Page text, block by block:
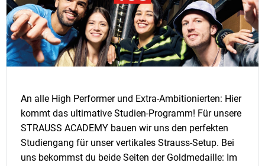
An alle High Performer und Extra-Ambitionierten: Hier
kommt das ultimative Studien-Programm! Für unsere
STRAUSS ACADEMY bauen wir uns den perfekten
Studiengang für unser vertikales Strauss-Setup. Bei
uns bekommst du beide Seiten der Goldmedaille: Im